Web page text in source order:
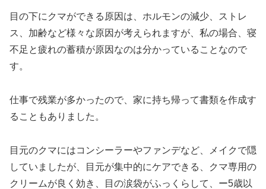
目の下にクマができる原因は、ホルモンの減少、ストレ
ス、加齢など様々な原因が考えられますが、私の場合、寝
不足と疲れの蓄積が原因なのは分かっていることなので
す。
仕事で残業が多かったので、家に持ち帰って書類を作成す
ることもありました。
目元のクマにはコンシーラーやファンデなど、メイクで隠
していましたが、目元が集中的にケアできる、クマ専用の
クリームが良く効き、目の涙袋がふっくらして、ー5歳以